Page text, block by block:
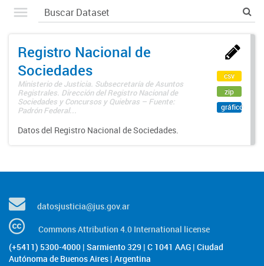
Registro Nacional de
Sociedades
Ministerio de Justicia. Subsecretaría de Asuntos
Registrales. Dirección del Registro Nacional de
Sociedades y Concursos y Quiebras – Fuente:
Padrón Federal...
Datos del Registro Nacional de Sociedades.
csv
zip
gráfico
datosjusticia@jus.gov.ar
Commons Attribution 4.0 International license
(+5411) 5300-4000 | Sarmiento 329 | C 1041 AAG | Ciudad
Autónoma de Buenos Aires | Argentina